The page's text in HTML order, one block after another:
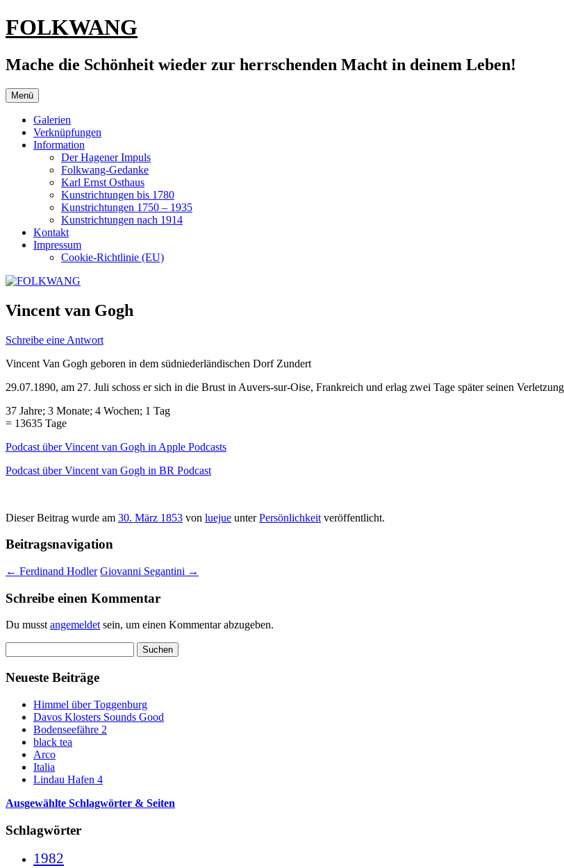
Zum
Inhalt
FOLKWANG
Mache die Schönheit wieder zur herrschenden Macht in deinem Leben!
Menü
Galerien
Verknüpfungen
Information
Der Hagener Impuls
Folkwang-Gedanke
Karl Ernst Osthaus
Kunstrichtungen bis 1780
Kunstrichtungen 1750 – 1935
Kunstrichtungen nach 1914
Kontakt
Impressum
Cookie-Richtlinie (EU)
Vincent van Gogh
Schreibe eine Antwort
Vincent Van Gogh geboren in dem südniederländischen Dorf Zundert
29.07.1890, am 27. Juli schoss er sich in die Brust in Auvers-sur-Oise, Frankreich und erlag zwei Tage später seinen
37 Jahre; 3 Monate; 4 Wochen; 1 Tag
= 13635 Tage
Podcast über Vincent van Gogh in Apple Podcasts
Podcast über Vincent van Gogh in BR Podcast
Dieser Beitrag wurde am 30. März 1853 von luejue unterPersönlichkeit veröffentlicht.
Beitragsnavigation
← Ferdinand Hodler Giovanni Segantini →
Schreibe einen Kommentar
Du musstangemeldetsein, um einen Kommentar abzugeben.
nach:
Neueste Beiträge
Himmel über Toggenburg
Davos Klosters Sounds Good
Bodenseefähre 2
black tea
Arco
Italia
Lindau Hafen 4
Ausgewählte Schlagwörter & Seiten
Schlagwörter
1982